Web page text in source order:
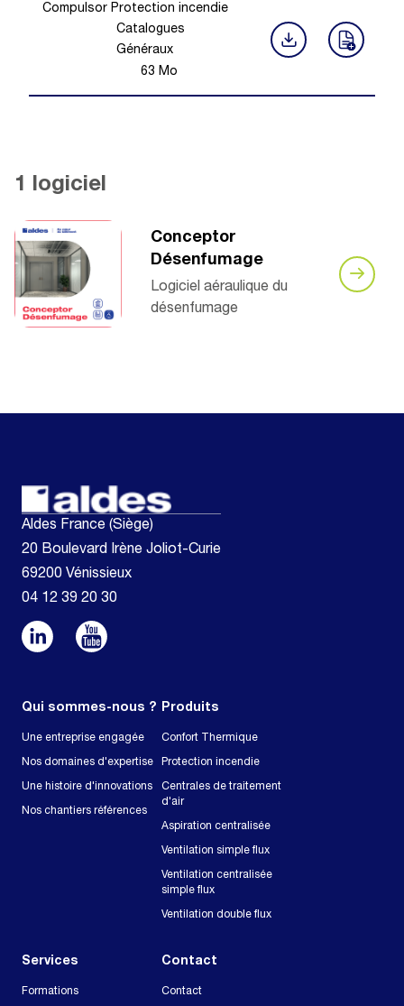
Compulsor Protection incendie
Catalogues
Généraux
63 Mo
1 logiciel
Conceptor
Désenfumage
Logiciel aéraulique du
désenfumage
Aldes France (Siège)
20 Boulevard Irène Joliot-Curie
69200 Vénissieux
04 12 39 20 30
Qui sommes-nous ?
Une entreprise engagée
Nos domaines d'expertise
Une histoire d'innovations
Nos chantiers références
Produits
Confort Thermique
Protection incendie
Centrales de traitement
d'air
Aspiration centralisée
Ventilation simple flux
Ventilation centralisée
simple flux
Ventilation double flux
Services
Formations
Contact
Contact